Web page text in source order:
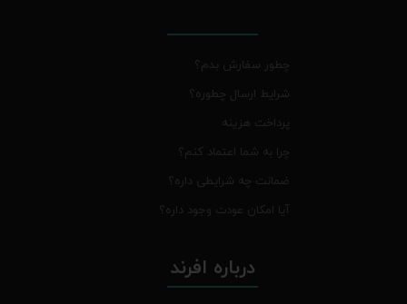
چطور سفارش بدم؟
شرایط ارسال چطوره؟
پرداخت هزینه
چرا به شما اعتماد کنم؟
ضمانت چه شرایطی داره؟
آیا امکان عودت وجود داره؟
درباره افرند